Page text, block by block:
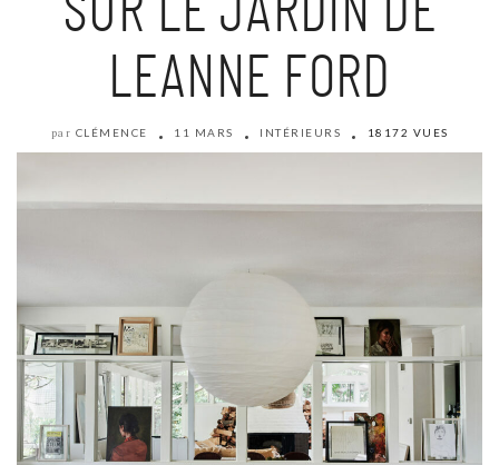
SUR LE JARDIN DE
LEANNE FORD
par CLÉMENCE 11 MARS INTÉRIEURS 18172 VUES